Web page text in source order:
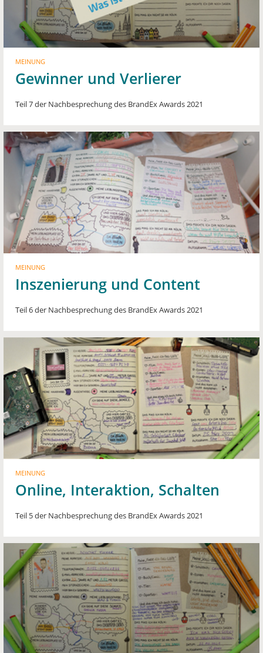
MEINUNG
Gewinner und Verlierer
Teil 7 der Nachbesprechung des BrandEx Awards 2021
MEINUNG
Inszenierung und Content
Teil 6 der Nachbesprechung des BrandEx Awards 2021
MEINUNG
Online, Interaktion, Schalten
Teil 5 der Nachbesprechung des BrandEx Awards 2021